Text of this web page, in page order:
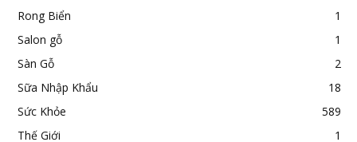
Rong Biển
1
Salon gỗ
1
Sàn Gỗ
2
Sữa Nhập Khẩu
18
Sức Khỏe
589
Thế Giới
1